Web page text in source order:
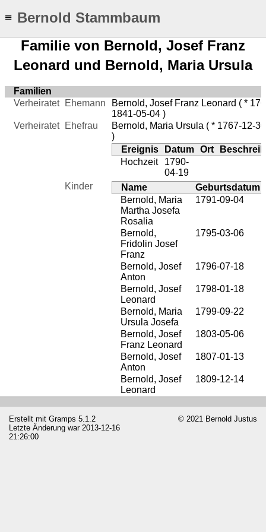
≡ Bernold Stammbaum
Familie von Bernold, Josef Franz
Leonard und Bernold, Maria Ursula
Familien
Verheiratet
Ehemann Bernold, Josef Franz Leonard ( *
1841-05-04 )
Verheiratet
Ehefrau Bernold, Maria Ursula ( * 1767-12-
)
Ereignis
Datum Ort
Hochzeit
1790-
04-19
Kinder
Name Geburtsdatum
Bernold, Maria
Martha Josefa
Rosalia
1791-09-04
Bernold,
Fridolin Josef
Franz
1795-03-06
Bernold, Josef
Anton
1796-07-18
Bernold, Josef
Leonard
1798-01-18
Bernold, Maria
Ursula Josefa
1799-09-22
Bernold, Josef
Franz Leonard
1803-05-06
Bernold, Josef
Anton
1807-01-13
Bernold, Josef
Leonard
1809-12-14
Erstellt mit Gramps 5.1.2
Letzte Änderung war 2013-12-16
21:26:00
© 2021 Bernold Justus